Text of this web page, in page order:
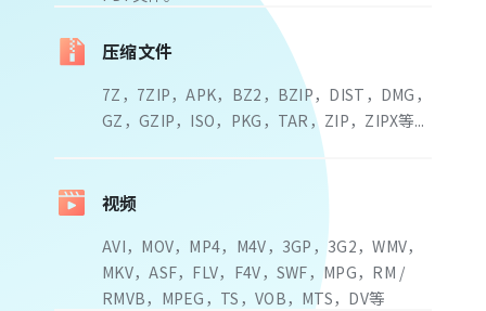
压缩文件
7Z，7ZIP，APK，BZ2，BZIP，DIST，DMG，
GZ，GZIP，ISO，PKG，TAR，ZIP，ZIPX等...
视频
AVI，MOV，MP4，M4V，3GP，3G2，WMV，
MKV，ASF，FLV，F4V，SWF，MPG，RM /
RMVB，MPEG，TS，VOB，MTS，DV等